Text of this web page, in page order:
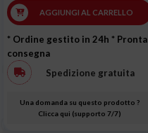
AGGIUNGI AL CARRELLO
* Ordine gestito in 24h * Pronta
consegna
Spedizione gratuita
Una domanda su questo prodotto ?
Clicca qui (supporto 7/7)